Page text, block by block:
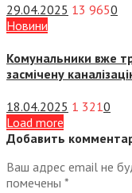
29.04.2025 13 9650
Новини
Комунальники вже
засмічену
18.04.2025 1 3210
Load more
Добавить
Ваш адрес email не
помечены *